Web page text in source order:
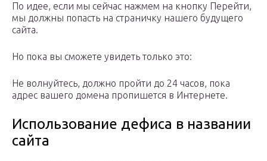
По идее, если мы сейчас нажмем на кнопку Перейти,
мы должны попасть на страничку нашего будущего
сайта.
Но пока вы сможете увидеть только это:
Не волнуйтесь, должно пройти до 24 часов, пока
адрес вашего домена пропишется в Интернете.
Использование дефиса в названии
сайта